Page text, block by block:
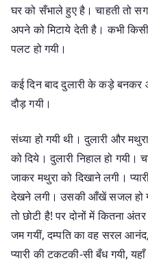
घर को सँभाले हुए है। चाहती तो
अपने को मिटाये देती है। कभी
पलट हो गयी।
कई दिन बाद दुलारी के कड़े बनकर
दौड़ गयी।
संध्या हो गयी थी। दुलारी और
को दिये। दुलारी निहाल हो
जाकर मथुरा को दिखाने लगी।
देखने लगी। उसकी आँखें सजल हो
तो छोटी है! पर दोनों में कितना
जम गयीं, दम्पति का वह सरल
प्यारी की टकटकी-सी बँध गयी,